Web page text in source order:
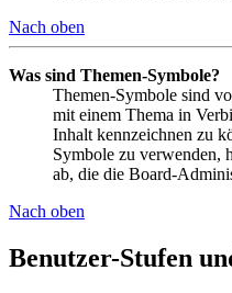
Nach oben
Was sind Themen-Symbole?
Themen-Symbole sind
mit einem Thema in
Inhalt kennzeichnen zu
Symbole zu verwenden,
ab, die die Board-
Nach oben
Benutzer-Stufen